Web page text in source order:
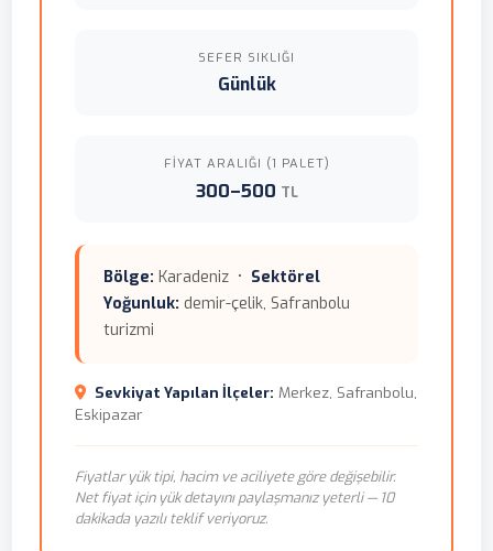
SEFER SIKLIĞI
Günlük
FIYAT ARALIĞI (1 PALET)
300–500 TL
Bölge: Karadeniz • Sektörel
Yoğunluk: demir-çelik, Safranbolu
turizmi
Sevkiyat Yapılan İlçeler: Merkez, Safranbolu,
Eskipazar
Fiyatlar yük tipi, hacim ve aciliyete göre değişebilir.
Net fiyat için yük detayını paylaşmanız yeterli — 10
dakikada yazılı teklif veriyoruz.